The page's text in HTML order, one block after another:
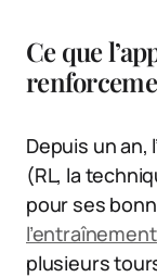
Ce que
Depuis un
(RL, la
pour ses
plusieurs